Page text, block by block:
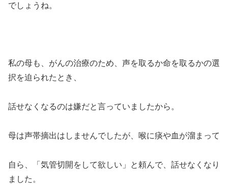
でしょうね。
私の母も、がんの治療のため、声を取るか命を取るかの選
択を迫られたとき、
話せなくなるのは嫌だと言っていましたから。
母は声帯摘出はしませんでしたが、喉に痰や血が溜まって
自ら、「気管切開をして欲しい」と頼んで、話せなくなり
ました。